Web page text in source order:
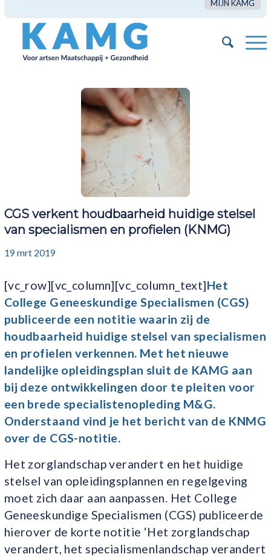
MIJN KAMG
CGS verkent houdbaarheid huidige stelsel
van specialismen en profielen (KNMG)
19 mrt 2019
[vc_row][vc_column][vc_column_text]Het
College Geneeskundige Specialismen (CGS)
publiceerde een notitie waarin zij de
houdbaarheid huidige stelsel van specialismen
en profielen verkennen. Met het nieuwe
landelijke opleidingsplan sluit de KAMG aan
bij deze ontwikkelingen door te pleiten voor
een brede specialistenopleding M&G.
Onderstaand vind je het bericht van de KNMG
over de CGS-notitie.
Het zorglandschap verandert en het huidige
stelsel van opleidingsplannen en regelgeving
moet zich daar aan aanpassen. Het College
Geneeskundige Specialismen (CGS) publiceerde
hierover de korte notitie ‘Het zorglandschap
verandert, het specialismenlandschap verandert